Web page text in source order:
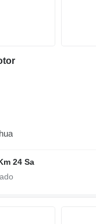
24 Sa